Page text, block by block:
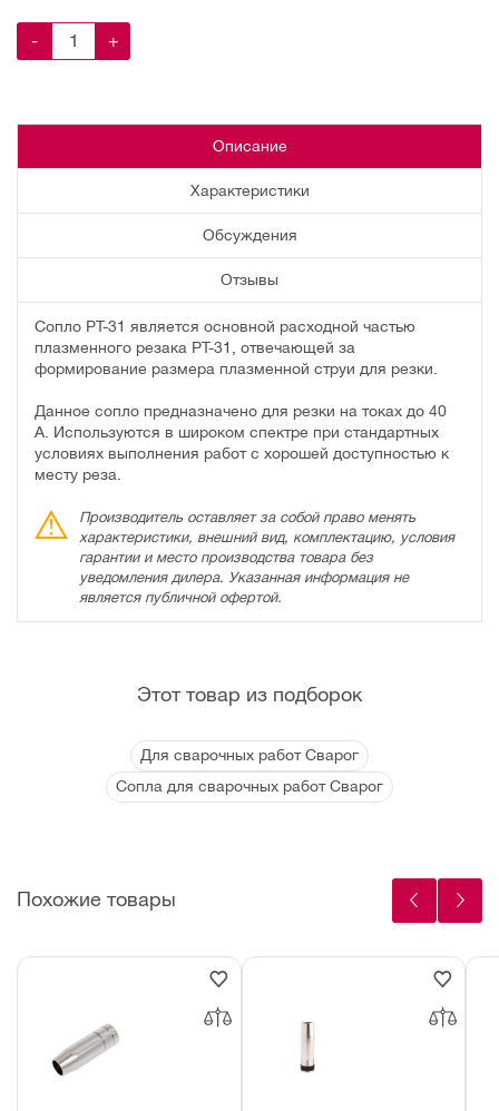
- +
Описание
Характеристики
Обсуждения
Отзывы
Сопло PT-31 является основной расходной частью
плазменного резака PT-31, отвечающей за
формирование размера плазменной струи для резки.
Данное сопло предназначено для резки на токах до 40
А. Используются в широком спектре при стандартных
условиях выполнения работ с хорошей доступностью к
месту реза.
Производитель оставляет за собой право менять
характеристики, внешний вид, комплектацию, условия
гарантии и место производства товара без
уведомления дилера. Указанная информация не
является публичной офертой.
Этот товар из подборок
Для сварочных работ Сварог
Сопла для сварочных работ Сварог
Похожие товары